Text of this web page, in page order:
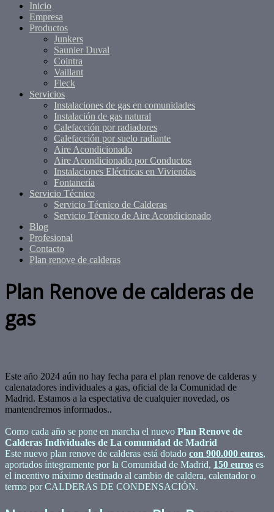
Inicio
Empresa
Productos
Junkers
Saunier Duval
Cointra
Vaillant
Fleck
Servicios
Instalaciones de gas en comunidades
Instalación de gas natural
Calefacción por radiadores
Calefacción por suelo radiante
Aire Acondicionado
Aire Acondicionado por Conductos
Instalaciones Eléctricas en Viviendas
Fontanería
Servicio Técnico
Servicio Técnico de Calderas
Servicio Técnico de Aire Acondicionado
Blog
Profesional
Contacto
Plan renove de calderas
Plan Renove de calderas de
gas
Este año 2024 aún no hay fecha para el plan renove de calderas y
calenatadores individuales a gas, oficial de la Comunidad de
Madrid. Estamos a la espectativa de cualquier novedad, os
mantendremos informados..
Como cada año se pone en marcha el nuevo Plan Renove de
Calderas Individuales de La comunidad de Madrid
Este nuevo plan renove de calderas está dotado con 900.000 euros,
aportados íntegramente por la Comunidad de Madrid, 150 euros es
el incentivo máximo destinado al cambio de caldera, calentador o
termo por CALDERAS DE CONDENSACIÓN.